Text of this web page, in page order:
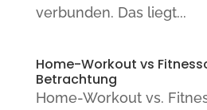
verbunden. Das liegt...
Home-Workout vs
Betrachtung
Home-Workout vs.